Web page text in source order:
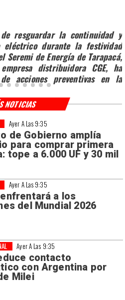
resguardar la continuidad y
eléctrico durante la festividad
Seremi de Energía de Tarapacá,
distribuidora CGE, ha
acciones preventivas en la
Ayer A Las 9:35
de Gobierno amplía
para comprar primera
tope a 6.000 UF y 30 mil
Ayer A Las 9:35
enfrentará a los
del Mundial 2026
Ayer A Las 9:35
contacto
con Argentina por
Milei
NOTICIAS